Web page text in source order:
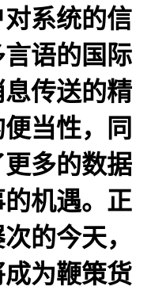
系统的信
语的国际
传送的精
当性，同
多的数据
机遇。正
的今天，
为鞭策货